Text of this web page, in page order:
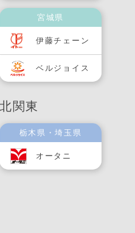
宮城県
伊藤チェーン
ベルジョイス
北関東
栃木県・埼玉県
オータニ